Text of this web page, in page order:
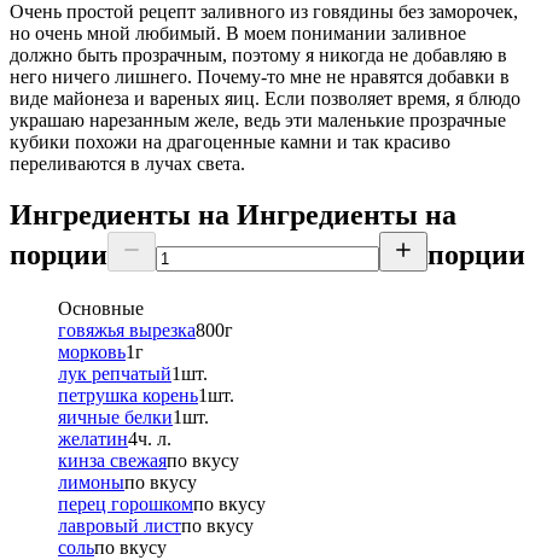
Очень простой рецепт заливного из говядины без заморочек,
но очень мной любимый. В моем понимании заливное
должно быть прозрачным, поэтому я никогда не добавляю в
него ничего лишнего. Почему-то мне не нравятся добавки в
виде майонеза и вареных яиц. Если позволяет время, я блюдо
украшаю нарезанным желе, ведь эти маленькие прозрачные
кубики похожи на драгоценные камни и так красиво
переливаются в лучах света.
Ингредиенты на Ингредиенты на
порции
порции
Основные
говяжья вырезка800г
морковь1г
лук репчатый1шт.
петрушка корень1шт.
яичные белки1шт.
желатин4ч. л.
кинза свежаяпо вкусу
лимоныпо вкусу
перец горошкомпо вкусу
лавровый листпо вкусу
сольпо вкусу